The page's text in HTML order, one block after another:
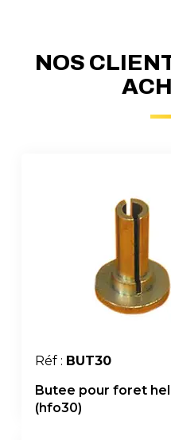
NOS
Réf : BUT30
Butee pour foret
(hfo30)